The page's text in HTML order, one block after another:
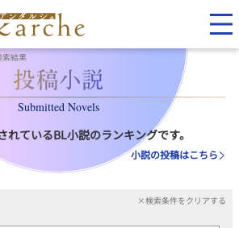
索結果
Submitted Novels
れているBL小説のランキングです。
小説の投稿はこちら
×検索条件をクリアする